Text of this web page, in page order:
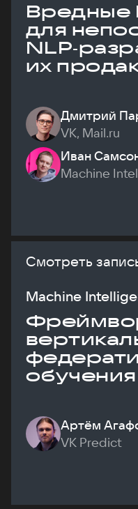
Вредные
для
их
Дмитрий
VK, Mail.ru
Иван
Machine
Смотреть
Machine
обучения
Артём
VK Predict